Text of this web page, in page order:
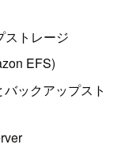
ストレージ
EFS)
ックアップスト